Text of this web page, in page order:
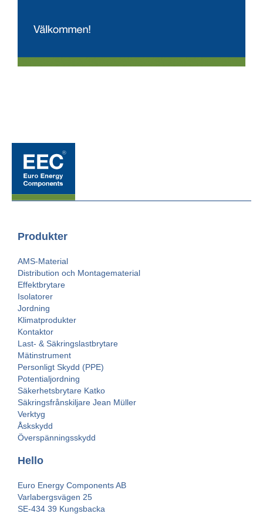
Produkter
AMS-Material
Distribution och Montagematerial
Effektbrytare
Isolatorer
Jordning
Klimatprodukter
Kontaktor
Last- & Säkringslastbrytare
Mätinstrument
Personligt Skydd (PPE)
Potentialjordning
Säkerhetsbrytare Katko
Säkringsfrånskiljare Jean Müller
Verktyg
Åskskydd
Överspänningsskydd
Hello
Euro Energy Components AB
Varlabergsvägen 25
SE-434 39 Kungsbacka